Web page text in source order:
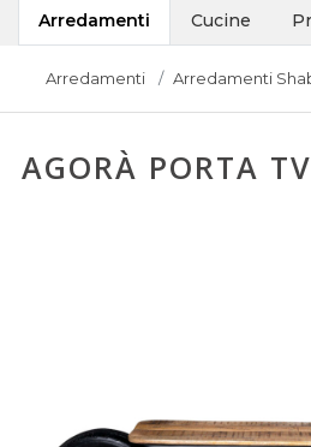
Arredamenti Cucine
Arredamenti Arredamenti
AGORÀ PORTA